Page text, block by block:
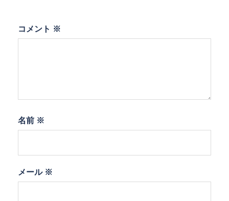
コメント ※
名前 ※
メール ※